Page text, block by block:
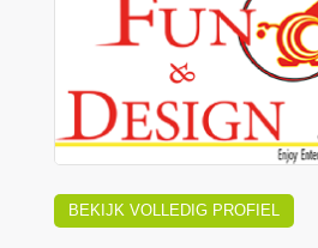
BEKIJK VOLLEDIG PROFIEL